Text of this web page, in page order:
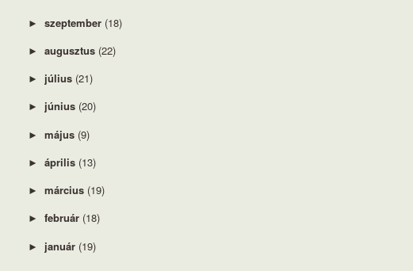
► szeptember (18)
► augusztus (22)
► július (21)
► június (20)
► május (9)
► április (13)
► március (19)
► február (18)
► január (19)